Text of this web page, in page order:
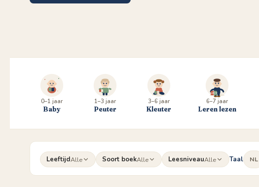
0–1 jaar
Baby
1–3 jaar
Peuter
3–6 jaar
Kleuter
6–7 jaar
Leren lezen
LeeftijdAlle Soort boekAlle LeesniveauAlle Taal NL